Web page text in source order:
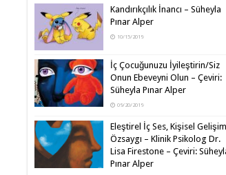
Kandırıkçılık İnancı – Süheyla
Pınar Alper
10/15/2019
İç Çocuğunuzu İyileştirin/Siz
Onun Ebeveyni Olun – Çeviri:
Süheyla Pınar Alper
09/20/2019
Eleştirel İç Ses, Kişisel
Özsaygı – Klinik Psikolog Dr.
Lisa Firestone – Çeviri:
Pınar Alper